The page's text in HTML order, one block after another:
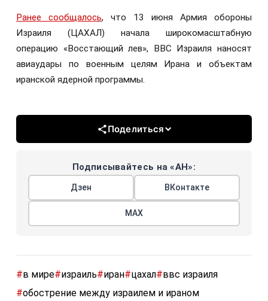
Ранее сообщалось, что 13 июня Армия обороны
Израиля (ЦАХАЛ) начала широкомасштабную
операцию «Восстающий лев», ВВС Израиля наносят
авиаудары по военным целям Ирана и объектам
иранской ядерной программы.
Поделиться
Подписывайтесь на «АН»:
Дзен ВКонтакте
МАХ
#в мире#израиль#иран#цахал#ввс израиля
#обострение между израилем и ираном